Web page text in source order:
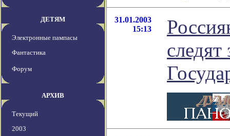
ДЕТЯМ
Электронные пампасы
Фантастика
Форум
АРХИВ
Текущий
2003
31.01.2003
15:13
следят